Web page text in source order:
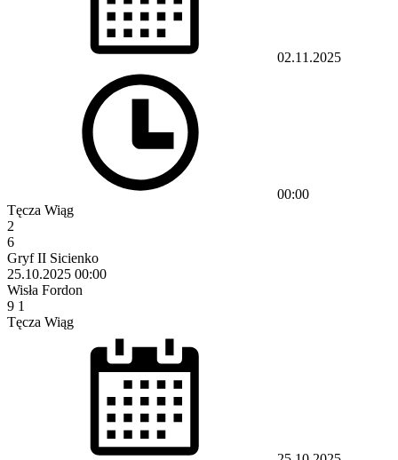
02.11.2025
00:00
Tęcza Wiąg
2
6
Gryf II Sicienko
25.10.2025 00:00
Wisła Fordon
9 1
Tęcza Wiąg